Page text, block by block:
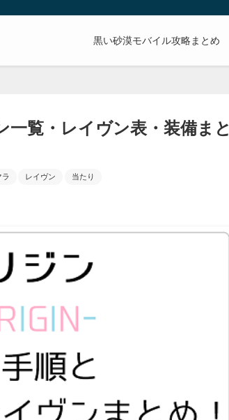
黒い砂漠モバイル攻略まとめ
覧・レイヴン表・装備まと
ラ レイヴン 当たり